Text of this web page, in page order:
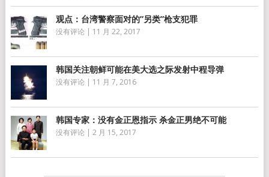
观点：台湾警察面对的”另类”枪支犯罪
没有评论 | 11 月 22, 2017
韩国关注朝鲜可能在美大选之际发射中程导弹
没有评论 | 11 月 7, 2016
韩国专家：没有金正恩指示 杀金正男绝不可能
没有评论 | 2 月 15, 2017